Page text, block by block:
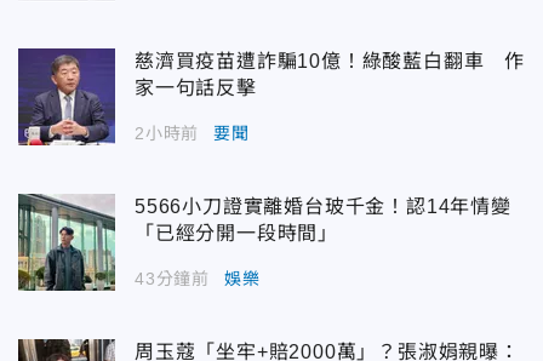
慈濟買疫苗遭詐騙10億！綠酸藍白翻車 作
家一句話反擊
2小時前 要聞
5566小刀證實離婚台玻千金！認14年情變
「已經分開一段時間」
43分鐘前 娛樂
周玉蔻「坐牢+賠2000萬」？張淑娟親曝：